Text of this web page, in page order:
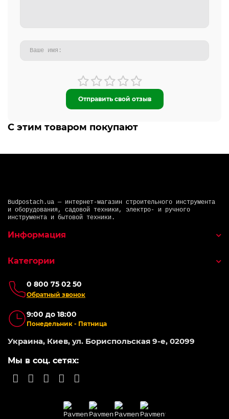
Отправить свой отзыв
С этим товаром покупают
Budpostach.ua — интернет-магазин строительного инструмента
и оборудования, садовой техники, электро- и ручного
инструмента и бытовой техники.
0 800 75 02 50
Обратный звонок
9:00 до 18:00
Понедельник - Пятница
Украина, Киев, ул. Бориспольская 9-е, 02099
Мы в соц. сетях:
Информация
Категории